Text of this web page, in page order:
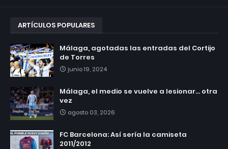
ARTÍCULOS POPULARES
Málaga, agotadas las entradas del Cortijo
de Torres
junio 19, 2024
Málaga, el medio se vuelve a lesionar... otra
vez
agosto 03, 2026
FC Barcelona: Así sería la camiseta
2011/2012